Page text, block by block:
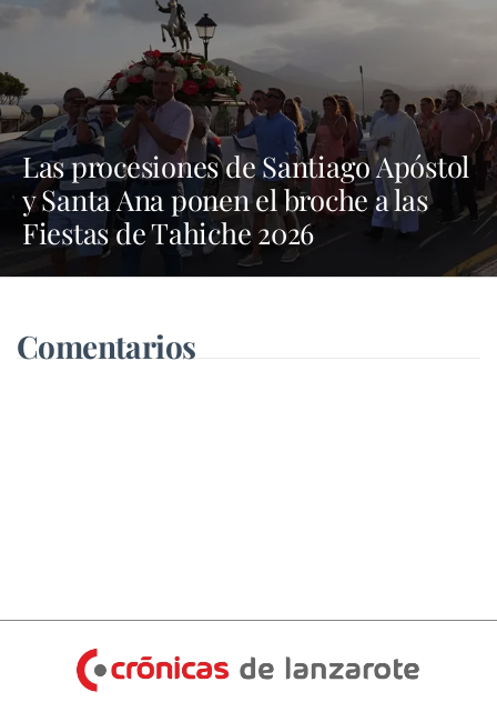
Las procesiones de Santiago Apóstol
y Santa Ana ponen el broche a las
Fiestas de Tahiche 2026
Comentarios